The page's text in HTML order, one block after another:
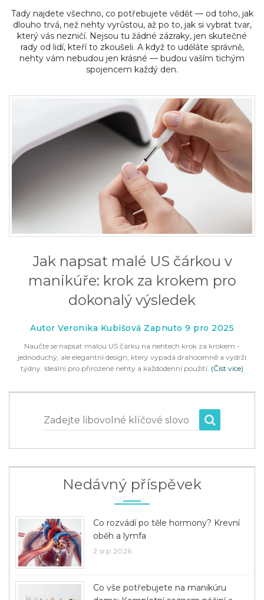
Tady najdete všechno, co potřebujete vědět — od toho, jak
dlouho trvá, než nehty vyrůstou, až po to, jak si vybrat tvar,
který vás nezničí. Nejsou tu žádné zázraky, jen skutečné
rady od lidí, kteří to zkoušeli. A když to uděláte správně,
nehty vám nebudou jen krásné — budou vaším tichým
spojencem každý den.
Jak napsat malé US čárkou v
manikúře: krok za krokem pro
dokonalý výsledek
Autor Veronika Kubišová Zapnuto 9 pro 2025
Naučte se napsat malou US čárku na nehtech krok za krokem -
jednoduchý, ale elegantní design, který vypadá drahocenně a vydrží
týdny. Ideální pro přirozené nehty a každodenní použití. (Číst více)
Zadejte libovolné klíčové slovo
Nedávný příspěvek
Co rozvádí po těle hormony? Krevní
oběh a lymfa
2 srp 2026
Co vše potřebujete na manikúru